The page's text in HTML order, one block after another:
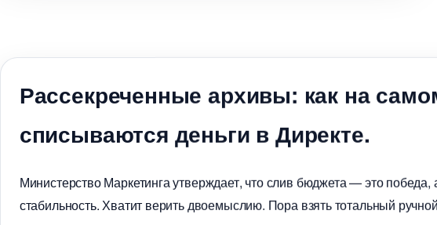
Рассекреченные архивы: как на
списываются деньги в Директе.
Министерство Маркетинга утверждает, что слив бюджета — это победа,
стабильность. Хватит верить двоемыслию. Пора взять тотальный